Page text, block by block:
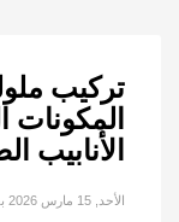
المكونات
الأنابيب
الأحد, 15 مارس 2026